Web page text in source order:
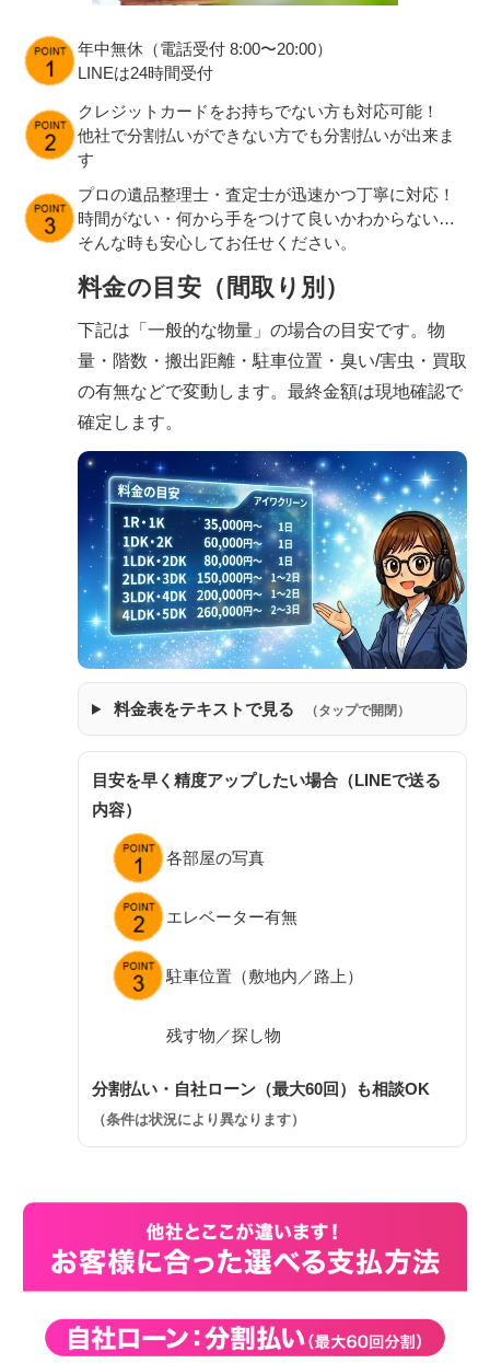
年中無休（電話受付 8:00〜20:00）
LINEは24時間受付
クレジットカードをお持ちでない方も対応可能！
他社で分割払いができない方でも分割払いが出来ま
す
プロの遺品整理士・査定士が迅速かつ丁寧に対応！
時間がない・何から手をつけて良いかわからない…
そんな時も安心してお任せください。
料金の目安（間取り別）
下記は「一般的な物量」の場合の目安です。物
量・階数・搬出距離・駐車位置・臭い/害虫・買取
の有無などで変動します。最終金額は現地確認で
確定します。
料金表をテキストで見る （タップで開閉）
目安を早く精度アップしたい場合（LINEで送る
内容）
各部屋の写真
エレベーター有無
駐車位置（敷地内／路上）
残す物／探し物
分割払い・自社ローン（最大60回）も相談OK
（条件は状況により異なります）